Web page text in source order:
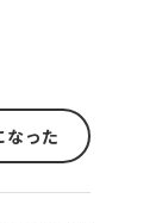
なった